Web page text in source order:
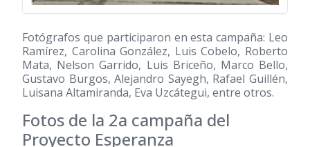
Fotógrafos que participaron en esta campaña: Leo
Ramírez, Carolina González, Luis Cobelo, Roberto
Mata, Nelson Garrido, Luis Briceño, Marco Bello,
Gustavo Burgos, Alejandro Sayegh, Rafael Guillén,
Luisana Altamiranda, Eva Uzcátegui, entre otros.
Fotos de la 2a campaña del
Proyecto Esperanza